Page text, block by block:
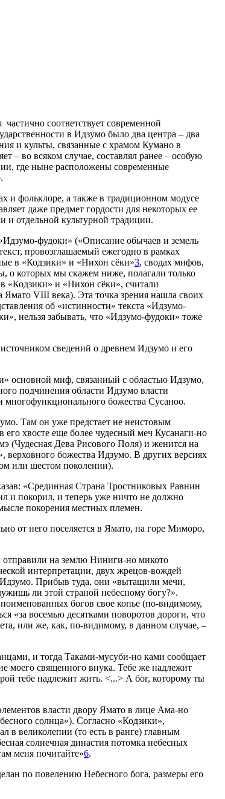
частично соответствует современной
в Идзумо было два центра – два
и культы, связанные с храмом Кумано в
– во всяком случае, составлял ранее – особую
где ныне расположены современные
и фольклоре, а также в традиционном модусе
даже предмет гордости для некоторых ее
отдельной культурной традиции.
фудоки» («Описание обычаев и земель
провозглашаемый ежегодно в рамках
в «Кодзики» и «Нихон сёки»3, сводах мифов,
о которых мы скажем ниже, полагали только
«Кодзики» и «Нихон сёки», считали
Ямато VIII века). Эта точка зрения нашла своих
об «истинности» текста «Идзумо-
нельзя забывать, что «Идзумо-фудоки» тоже
сведений о древнем Идзумо и его
основной миф, связанный с областью Идзумо,
подчинения области Идзумо власти
многофункционального божества Сусаноо.
Там он уже предстает не неистовым
хвосте еще более чудесный меч Кусанаги-но
(Чудесная Дева Рисового Поля) и женится на
божества Идзумо. В других версиях
или шестом поколении).
«Срединная Страна Тростниковых Равнин
и покорил, и теперь уже ничто не должно
покорения местных племен.
от него поселяется в Ямато, на горе Миморо,
отправили на землю Ниниги-но микото
интерпретации, двух жрецов-вождей
Прибыв туда, они «вытащили мечи,
ли этой страной небесному богу?».
богов свое копье (по-видимому,
«за восемью десятками поворотов дороги, что
или же, как, по-видимому, в данном случае, –
и тогда Таками-мусуби-но ками сообщает
моего священного внука. Тебе же надлежит
тебе надлежит жить. <...> А бог, которому ты
власти двору Ямато в лице Ама-но
солнца»). Согласно «Кодзики»,
в великолепии (то есть в ранге) главным
солнечная династия потомка небесных
меня почитайте»6.
по повелению Небесного бога, размеры его